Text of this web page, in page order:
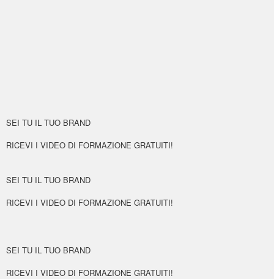
SEI TU IL TUO BRAND
RICEVI I VIDEO DI FORMAZIONE GRATUITI!
SEI TU IL TUO BRAND
RICEVI I VIDEO DI FORMAZIONE GRATUITI!
SEI TU IL TUO BRAND
RICEVI I VIDEO DI FORMAZIONE GRATUITI!